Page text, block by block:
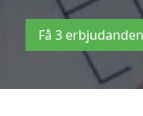
Få 3